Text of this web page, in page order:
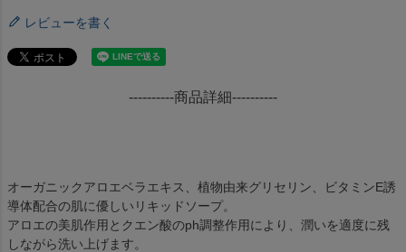
レビューを書く
----------商品詳細----------
オーガニックアロエベラエキス、植物由来グリセリン、ビタミンE誘
導体配合の肌に優しいリキッドソープ。
アロエの美肌作用とクエン酸のph調整作用により、潤いを適度に残
しながら洗い上げます。